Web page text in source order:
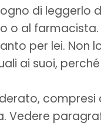
di leggerlo
o al farmacista.
per lei. Non
ai suoi,
compresi
Vedere